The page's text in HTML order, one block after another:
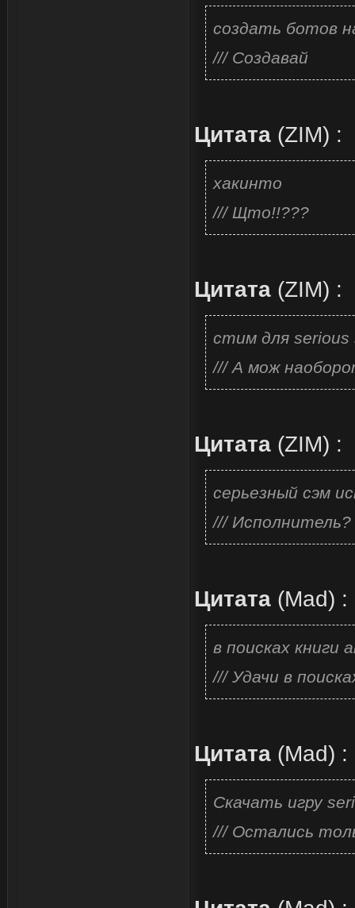
создать ботов
/// Создавай
Цитата (ZIM) :
хакинто
/// Щто!!???
Цитата (ZIM) :
стим для serious
/// А мож
Цитата (ZIM) :
серьезный сэм
/// Исполнитель?
Цитата (Mad) :
в поисках книги
/// Удачи в
Цитата (Mad) :
Скачать игру
/// Остались